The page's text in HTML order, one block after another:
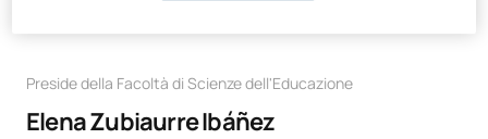
Preside della Facoltà di Scienze dell'Educazione
Elena Zubiaurre Ibáñez